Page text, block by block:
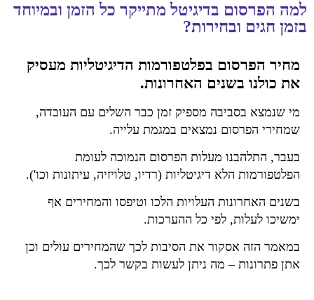
למה הפרסום בדיגיטל מתייקר כל הזמן ובמיוחד
בזמן חגים ובחירות?
מחיר הפרסום בפלטפורמות הדיגיטליות מעסיק
את כולנו בשנים האחרונות.
מי שנמצא בסביבה מספיק זמן כבר השלים עם העובדה,
שמחירי הפרסום נמצאים במגמת עלייה.
בעבר, התלהבנו מעלות הפרסום הנמוכה לעומת
הפלטפורמות הלא דיגיטליות (רדיו, טלויזיה, עיתונות וכו').
בשנים האחרונות העלויות הלכו וטיפסו והמחירים אף
ימשיכו לעלות, לפי כל ההערכות.
במאמר הזה אסקור את הסיבות לכך שהמחירים עולים וכן
אתן פתרונות – מה ניתן לעשות בקשר לכך.